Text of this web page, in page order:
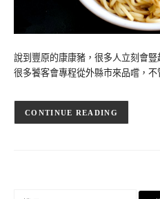
說到豐原的康康豬，很多人立刻會
很多饕客會專程從外縣市來品嚐，不
CONTINUE READING